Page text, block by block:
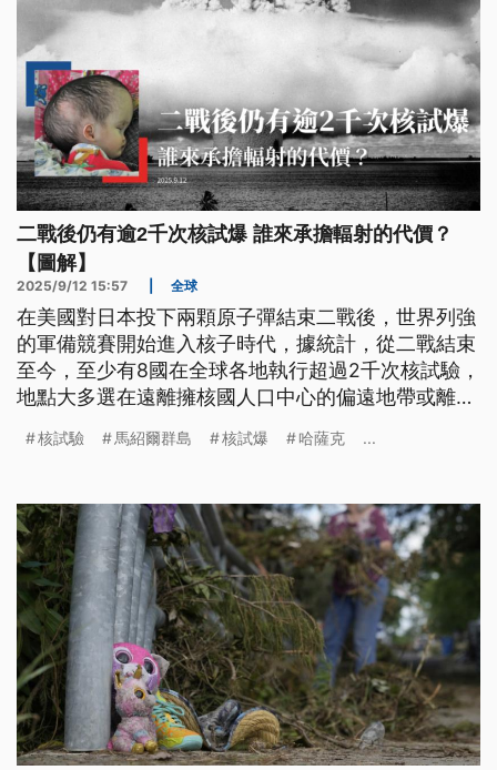
二戰後仍有逾2千次核試爆 誰來承擔輻射的代價？
【圖解】
2025/9/12 15:57 全球
在美國對日本投下兩顆原子彈結束二戰後，世界列強
的軍備競賽開始進入核子時代，據統計，從二戰結束
至今，至少有8國在全球各地執行超過2千次核試驗，
地點大多選在遠離擁核國人口中心的偏遠地帶或離
下導致疾病，或被迫離開家園，刻下無法抹滅的傷
核試驗 馬紹爾群島 核試爆 哈薩克 ...